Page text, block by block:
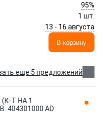
95%
1 шт.
13 - 16 августа
В корзину
еще 5 предложений
Т НА 1
404301000 AD